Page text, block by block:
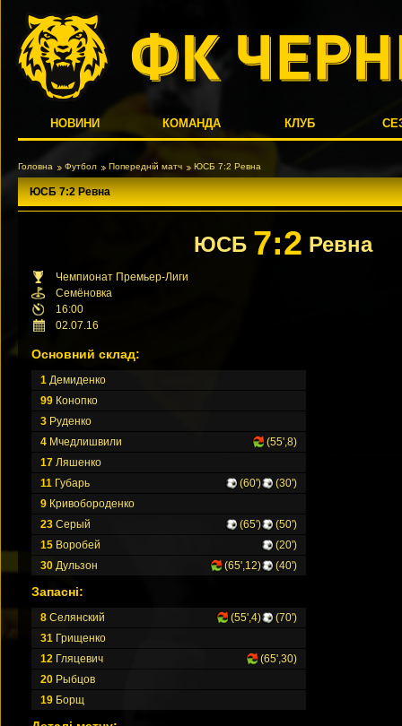
НОВИНИ КОМАНДА КЛУБ
Головна Футбол Попередній матч ЮСБ 7:2 Ревна
ЮСБ 7:2 Ревна
ЮСБ 7:2 Ревна
Чемпионат Премьер-Лиги
Семёновка
16:00
02.07.16
Основний склад:
1 Демиденко
99 Конопко
3 Руденко
4 Мчедлишвили
(55',8)
17 Ляшенко
11 Губарь (30')
(60')
9 Кривобороденко
23 Серый (50')
(65')
15 Воробей
(20')
30 Дульзон (40')
(65',12)
Запасні:
8 Селянский (70')
(55',4)
31 Грищенко
12 Гляцевич
(65',30)
20 Рыбцов
19 Борщ